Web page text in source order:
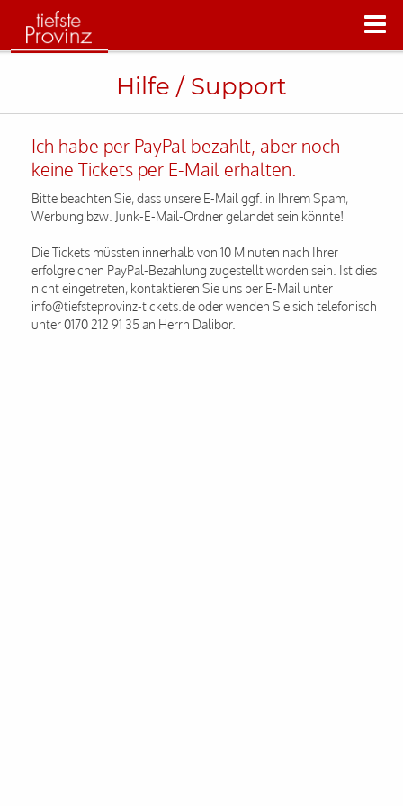
Hilfe / Support
Ich habe per PayPal bezahlt, aber noch
keine Tickets per E-Mail erhalten.
Bitte beachten Sie, dass unsere E-Mail ggf. in Ihrem Spam,
Werbung bzw. Junk-E-Mail-Ordner gelandet sein könnte!
Die Tickets müssten innerhalb von 10 Minuten nach Ihrer
erfolgreichen PayPal-Bezahlung zugestellt worden sein. Ist dies
nicht eingetreten, kontaktieren Sie uns per E-Mail unter
info@tiefsteprovinz-tickets.de oder wenden Sie sich telefonisch
unter 0170 212 91 35 an Herrn Dalibor.